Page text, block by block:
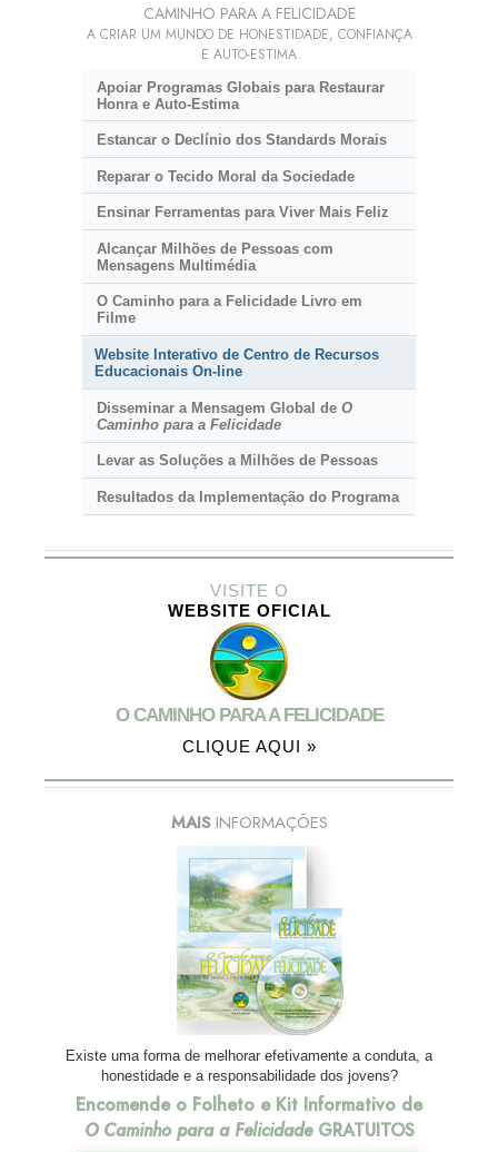
CAMINHO PARA A FELICIDADE
A CRIAR UM MUNDO DE HONESTIDADE, CONFIANÇA
E AUTO-ESTIMA
Apoiar Programas Globais para Restaurar
Honra e Auto-Estima
Estancar o Declínio dos Standards Morais
Reparar o Tecido Moral da Sociedade
Ensinar Ferramentas para Viver Mais Feliz
Alcançar Milhões de Pessoas com
Mensagens Multimédia
O Caminho para a Felicidade Livro em
Filme
Website Interativo de Centro de Recursos
Educacionais On-line
Disseminar a Mensagem Global de O
Caminho para a Felicidade
Levar as Soluções a Milhões de Pessoas
Resultados da Implementação do Programa
VISITE O
WEBSITE OFICIAL
O CAMINHO PARA A FELICIDADE
CLIQUE AQUI »
MAIS INFORMAÇÕES
Existe uma forma de melhorar efetivamente a conduta, a
honestidade e a responsabilidade dos jovens?
Encomende o Folheto e Kit Informativo de
O Caminho para a FelicidadeGRATUITOS